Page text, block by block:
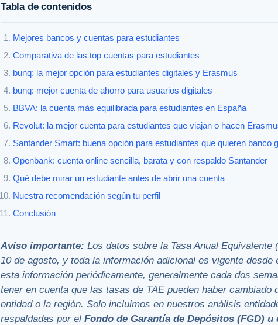
Tabla de contenidos
Mejores bancos y cuentas para estudiantes
Comparativa de las top cuentas para estudiantes
bunq: la mejor opción para estudiantes digitales y Erasmus
bunq: mejor cuenta de ahorro para usuarios digitales
BBVA: la cuenta más equilibrada para estudiantes en España
Revolut: la mejor cuenta para estudiantes que viajan o hacen
Santander Smart: buena opción para estudiantes que quieren banco
Openbank: cuenta online sencilla, barata y con respaldo Santander
Qué debe mirar un estudiante antes de abrir una cuenta
Nuestra recomendación según tu perfil
Conclusión
Aviso importante: Los datos sobre la Tasa Anual Equivalente
10 de agosto, y toda la información adicional es vigente desde
esta información periódicamente, generalmente cada dos
tener en cuenta que las tasas de TAE pueden haber
entidad o la región. Solo incluimos en nuestros análisis
respaldadas por el Fondo de Garantía de Depósitos (FGD)